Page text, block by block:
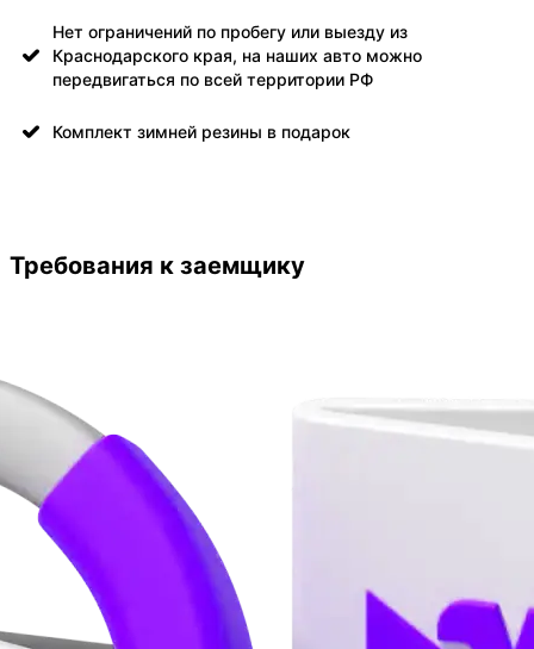
Нет ограничений по пробегу или выезду из
Краснодарского края, на наших авто можно
передвигаться по всей территории РФ
Комплект зимней резины в подарок
Требования к заемщику